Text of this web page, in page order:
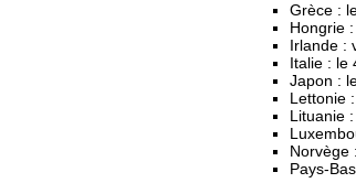
Grèce :
Hongrie
Irlande :
Italie : le
Japon :
Lettonie
Lituanie
Norvège
Pays-